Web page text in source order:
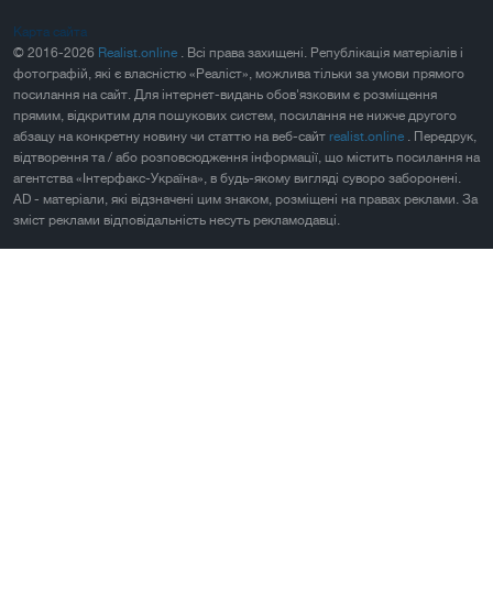
Карта сайта
© 2016-2026 Realist.online . Всі права захищені. Републікація матеріалів і
фотографій, які є власністю «Реаліст», можлива тільки за умови прямого
посилання на сайт. Для інтернет-видань обов'язковим є розміщення
прямим, відкритим для пошукових систем, посилання не нижче другого
абзацу на конкретну новину чи статтю на веб-сайт realist.online . Передрук,
відтворення та / або розповсюдження інформації, що містить посилання на
агентства «Інтерфакс-Україна», в будь-якому вигляді суворо заборонені.
AD - матеріали, які відзначені цим знаком, розміщені на правах реклами. За
зміст реклами відповідальність несуть рекламодавці.